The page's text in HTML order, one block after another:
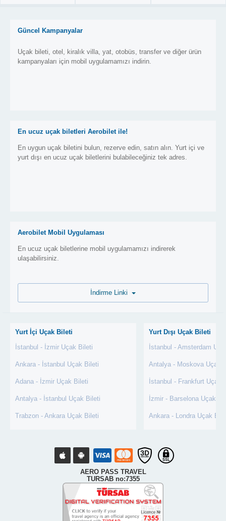
Güncel Kampanyalar
Uçak bileti, otel, kiralık villa, yat, otobüs, transfer ve diğer ürün
kampanyaları için mobil uygulamamızı indirin.
En ucuz uçak biletleri Aerobilet ile!
En uygun uçak biletini bulun, rezerve edin, satın alın. Yurt içi ve
yurt dışı en ucuz uçak biletlerini bulabileceğiniz tek adres.
Aerobilet Mobil Uygulaması
En ucuz uçak biletlerine mobil uygulamamızı indirerek
ulaşabilirsiniz.
Yurt İçi Uçak Bileti
İstanbul - İzmir Uçak Bileti
Ankara - İstanbul Uçak Bileti
Adana - İzmir Uçak Bileti
Antalya - İstanbul Uçak Bileti
Trabzon - Ankara Uçak Bileti
Yurt Dışı Uçak Bileti
İstanbul - Amsterdam
Antalya - Moskova Uçak
İstanbul - Frankfurt Uçak
İzmir - Barselona Uçak
Ankara - Londra Uçak
AERO PASS TRAVEL
TURSAB no:7355